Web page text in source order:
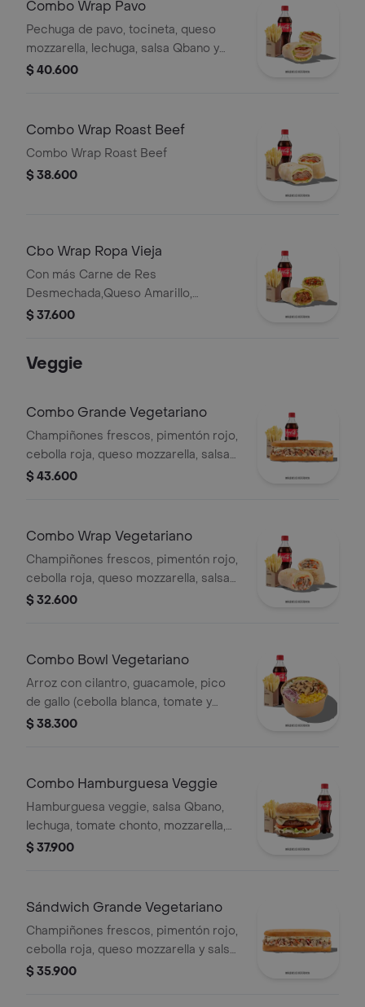
Combo Wrap Pavo
Pechuga de pavo, tocineta, queso
mozzarella, lechuga, salsa Qbano y
miel mostaza, papas y bebida.
$ 40.600
Combo Wrap Roast Beef
Combo Wrap Roast Beef
$ 38.600
Cbo Wrap Ropa Vieja
Con más Carne de Res
Desmechada,Queso Amarillo,
Lechuga, Tomate,Pimentón, Apio,
$ 37.600
Veggie
Combo Grande Vegetariano
Champiñones frescos, pimentón rojo,
cebolla roja, queso mozzarella, salsa
Qbano, papas francesa y bebida.
$ 43.600
Combo Wrap Vegetariano
Champiñones frescos, pimentón rojo,
cebolla roja, queso mozzarella, salsa
Qbano, papas y bebida.
$ 32.600
Combo Bowl Vegetariano
Arroz con cilantro, guacamole, pico
de gallo (cebolla blanca, tomate y
cilantro), maíz tierno, cebolla roja y
$ 38.300
Combo Hamburguesa Veggie
Hamburguesa veggie, salsa Qbano,
lechuga, tomate chonto, mozzarella,
champiñón, cilantro, salsa de queso
$ 37.900
Sándwich Grande Vegetariano
Champiñones frescos, pimentón rojo,
cebolla roja, queso mozzarella y salsa
Qbano.
$ 35.900